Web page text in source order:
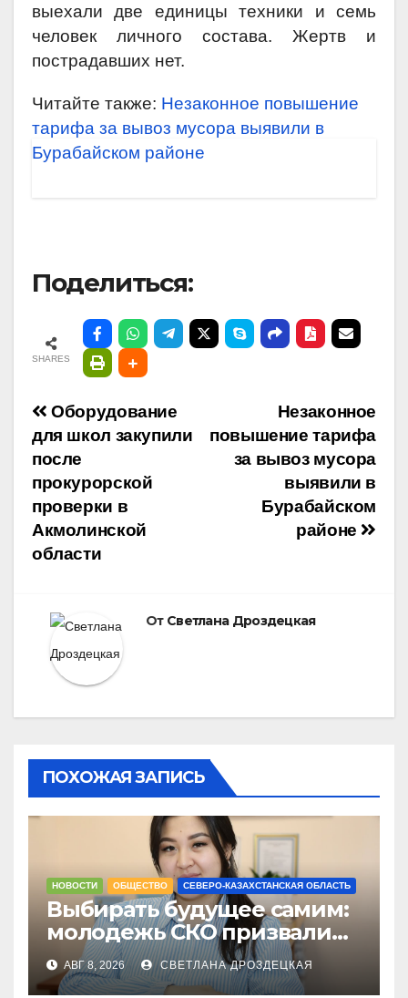
выехали две единицы техники и семь
человек личного состава. Жертв и
пострадавших нет.
Читайте также: Незаконное повышение
тарифа за вывоз мусора выявили в
Бурабайском районе
Поделиться:
SHARES
Навигация
по
записям
Незаконное
повышение тарифа
за вывоз мусора
выявили в
Бурабайском
районе
Оборудование
для школ закупили
после
прокурорской
проверки в
Акмолинской
области
От Светлана Дроздецкая
ПОХОЖАЯ ЗАПИСЬ
НОВОСТИ ОБЩЕСТВО СЕВЕРО-КАЗАХСТАНСКАЯ ОБЛАСТЬ
Выбирать будущее самим:
молодежь СКО призвали
не оставаться в стороне 23
августа
АВГ 8, 2026 СВЕТЛАНА ДРОЗДЕЦКАЯ